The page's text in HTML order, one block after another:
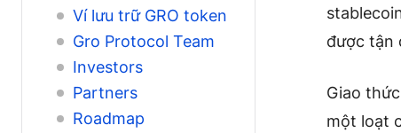
Ví lưu trữ GRO token
Gro Protocol Team
Investors
Partners
Roadmap
được tận
Giao
một loạt